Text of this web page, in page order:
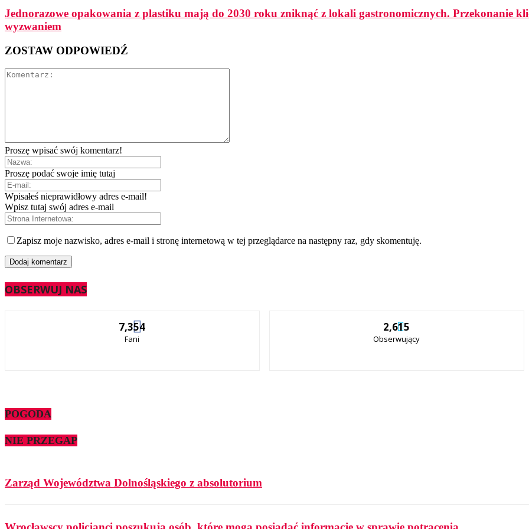
Jednorazowe opakowania z plastiku mają do 2030 roku zniknąć z lokali gastronomicznych. Przekonanie
wyzwaniem
ZOSTAW ODPOWIEDŹ
Proszę wpisać swój komentarz!
Proszę podać swoje imię tutaj
Wpisałeś nieprawidłowy adres e-mail!
Wpisz tutaj swój adres e-mail
Zapisz moje nazwisko, adres e-mail i stronę internetową w tej przeglądarce na następny raz, gdy skomentuję.
OBSERWUJ NAS
7,354
Fani
2,615
Obserwujący
POGODA
NIE PRZEGAP
Zarząd Województwa Dolnośląskiego z absolutorium